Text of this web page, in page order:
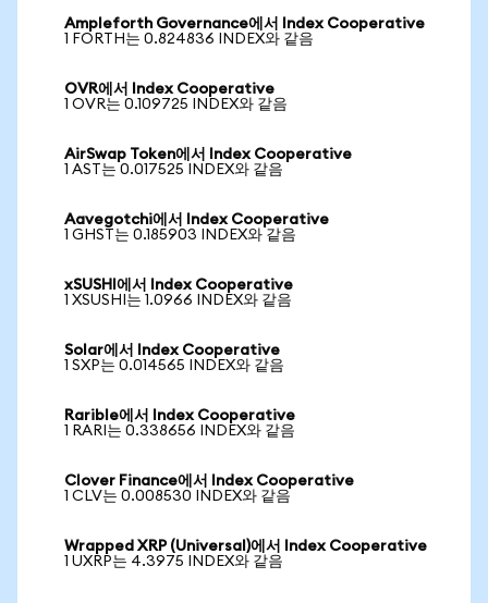
Ampleforth Governance에서 Index Cooperative
1 FORTH는 0.824836 INDEX와 같음
OVR에서 Index Cooperative
1 OVR는 0.109725 INDEX와 같음
AirSwap Token에서 Index Cooperative
1 AST는 0.017525 INDEX와 같음
Aavegotchi에서 Index Cooperative
1 GHST는 0.185903 INDEX와 같음
xSUSHI에서 Index Cooperative
1 XSUSHI는 1.0966 INDEX와 같음
Solar에서 Index Cooperative
1 SXP는 0.014565 INDEX와 같음
Rarible에서 Index Cooperative
1 RARI는 0.338656 INDEX와 같음
Clover Finance에서 Index Cooperative
1 CLV는 0.008530 INDEX와 같음
Wrapped XRP (Universal)에서 Index Cooperative
1 UXRP는 4.3975 INDEX와 같음